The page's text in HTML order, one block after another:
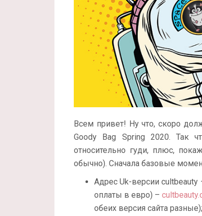
Всем привет! Ну что, скоро
Goody Bag Spring 2020. Так
относительно гуди, плюс,
обычно). Сначала базовые
Адрес Uk-версии cultbeauty
оплаты в евро) –
обеих версия сайта разные);